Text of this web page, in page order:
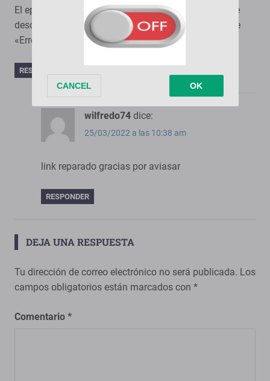
El episodio 43 al descargar en mega llega al 100% de
descarga pero no se a completa correctamente y dice
«Error: Clave incorrecta, Error de descifrado»
RESPONDER
wilfredo74 dice:
25/03/2022 a las 10:38 am
link reparado gracias por aviasar
RESPONDER
DEJA UNA RESPUESTA
Tu dirección de correo electrónico no será publicada. Los
campos obligatorios están marcados con *
Comentario *